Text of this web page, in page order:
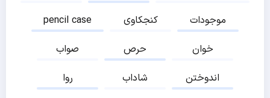
pencil case
کنجکاوی
موجودات
صواب
حرص
خوان
روا
شاداب
اندوختن